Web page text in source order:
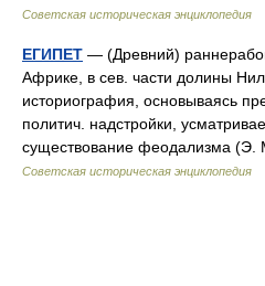
Советская историческая энциклопедия
ЕГИПЕТ — (Древний)
Африке, в сев. части долины
историография, основываясь
политич. надстройки,
существование феодализма
Советская историческая энциклопедия